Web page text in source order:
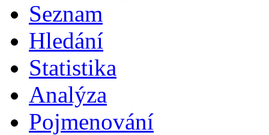
Seznam
Hledání
Statistika
Analýza
Pojmenování